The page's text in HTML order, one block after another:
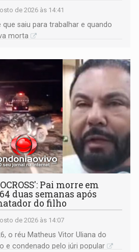
de 2026 às 14:41
que saiu para trabalhar e quando
morta
Pai morre em
duas semanas após
do filho
de 2026 às 14:07
o réu Matheus Vitor Uliana do
e condenado pelo júri popular